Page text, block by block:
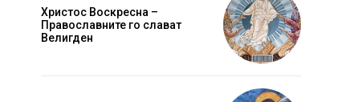
Христос Воскресна –
Православните го слават
Велигден